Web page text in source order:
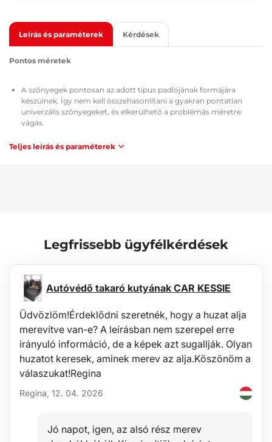
Leírás és paraméterek Kérdések
Pontos méretek
A szőnyegek pontosan az adott típus padlójának formájára
készülnek. Így nem kell összehasonlítani a gyakran pontatlan
univerzális szőnyegeket, és elkerülhető a problémás méretre
vágás.
Használat
szőnyegeknek, amely gondoskodik arról, hogy hajlítás (pl. tárolás)
után a szőnyegek visszanyerjék eredeti formájukat.
Védelem
Ezeknek a szőnyegeknek az előnye a megemelt perem, amely
megvédi a jármű belterét a szemcsés anyagok (homok, föld)
kiömlésétől vagy folyadékok (víz), szennyeződések, por, hó stb.
bejutásától; ellenállnak az olajok, benzin beszivárgásának és
részben az akkumulátorok elektrolitjának is.
Kényelem
A szőnyegek kellemetlen elcsúszását a padlón vagy a pedálok alá
felgyűrődését hatékonyan megakadályozza a szőnyegek alsó
Teljes leírás és paraméterek
Legfrissebb ügyfélkérdések
Autóvédő takaró kutyának CAR KESSIE
Üdvözlöm!Érdeklődni szeretnék, hogy a huzat alja
merevítve van-e? A leírásban nem szerepel erre
irányuló információ, de a képek azt sugallják. Olyan
huzatot keresek, aminek merev az alja.Köszönöm a
válaszukat!Regina
Regina, 12. 04. 2026
Jó napot, igen, az alsó rész merev